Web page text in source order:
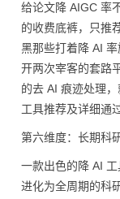
给论文降 AIGC 率
的收费底裤，只推
黑那些打着降 AI
开两次宰客的套路
的去 AI 痕迹处理
工具推荐及详细通
第六维度：长期
一款出色的降 AI
进化为全周期的科